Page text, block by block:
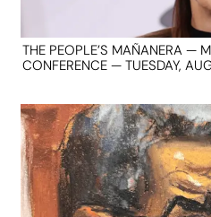
THE PEOPLE’S MAÑANERA —
CONFERENCE — TUESDAY,